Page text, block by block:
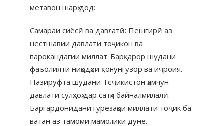
метавон шарҳ дод:
Самараи сиёсӣ ва давлатӣ: Пешгирӣ аз
нестшавии давлати тоҷикон ва
парокандагии миллат. Барқарор шудани
фаъолияти ниҳодҳои қонунгузор ва иҷроия.
Пазируфта шудани Тоҷикистон ҳамчун
давлати сулҳхоҳ дар сатҳи байналмилалӣ.
Баргардонидани гурезаҳои миллати тоҷик ба
ватан аз тамоми мамолики дунё.